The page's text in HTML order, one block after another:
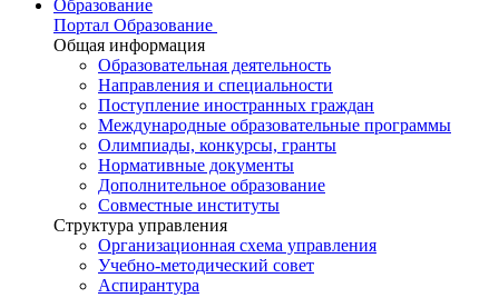
Образование
Портал Образование
Общая информация
Образовательная деятельность
Направления и специальности
Поступление иностранных граждан
Международные образовательные программы
Олимпиады, конкурсы, гранты
Нормативные документы
Дополнительное образование
Совместные институты
Структура управления
Организационная схема управления
Учебно-методический совет
Аспирантура